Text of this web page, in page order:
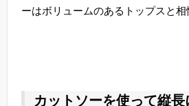
ーはボリュームのあるトップスと相
カットソーを使って縦長